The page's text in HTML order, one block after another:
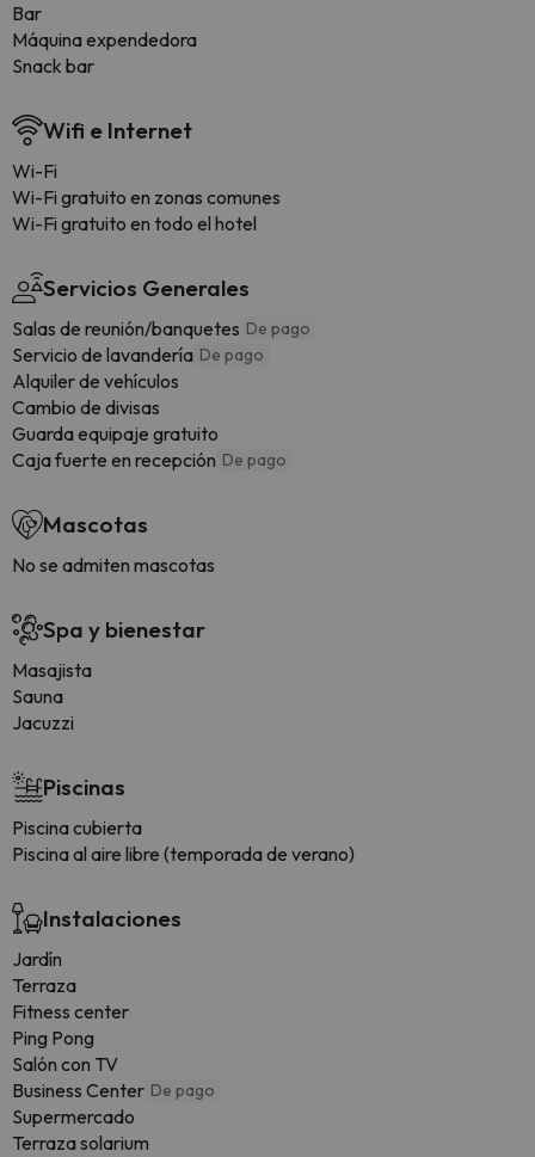
Bar
Máquina expendedora
Snack bar
Wifi e Internet
Wi-Fi
Wi-Fi gratuito en zonas comunes
Wi-Fi gratuito en todo el hotel
Servicios Generales
Salas de reunión/banquetes De pago
Servicio de lavandería De pago
Alquiler de vehículos
Cambio de divisas
Guarda equipaje gratuito
Caja fuerte en recepción De pago
Mascotas
No se admiten mascotas
Spa y bienestar
Masajista
Sauna
Jacuzzi
Piscinas
Piscina cubierta
Piscina al aire libre (temporada de verano)
Instalaciones
Jardín
Terraza
Fitness center
Ping Pong
Salón con TV
Business Center De pago
Supermercado
Terraza solarium